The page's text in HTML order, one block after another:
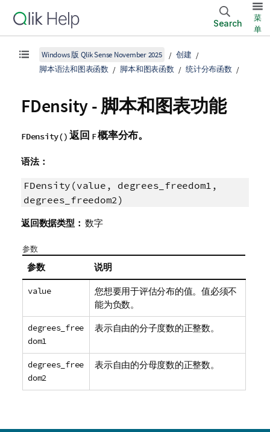
Search
菜
单
Windows 版 Qlik Sense November 2025
创建
脚本语法和图表函数
脚本和图表函数 统计分布函数
FDensity - 脚本和图表功能
FDensity() 返回 F概率分布。
语法：
FDensity(value, degrees_freedom1,
degrees_freedom2)
返回数据类型： 数字
参数
参数 说明
value
您想要用于评估分布的值。值必须不
能为负数。
degrees_free
dom1
表示自由的分子度数的正整数。
degrees_free
dom2
表示自由的分母度数的正整数。